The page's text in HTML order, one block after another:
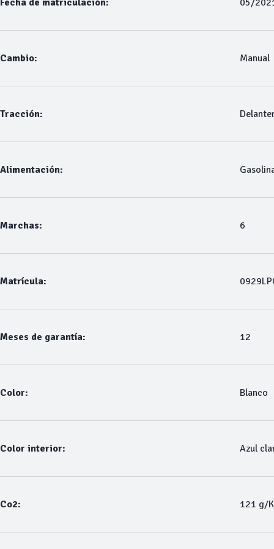
Fecha de matriculación: 05/
Cambio: Manual
Tracción:
Alimentación:
Marchas: 6
Matrícula:
Meses de garantía: 12
Color: Blanco
Color interior: Azul
Co2: 121 g/